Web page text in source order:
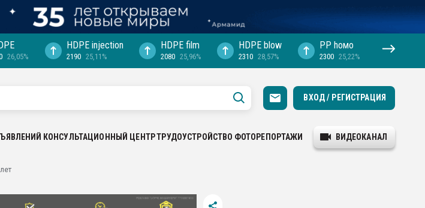
26,05%
HDPE injection
2190 25,11%
HDPE film
2080 25,96%
HDPE blow
2310 28,57%
PP hомо
2300 25,22%
ВХОД / РЕГИСТРАЦИЯ
КОНСУЛЬТАЦИОННЫЙ ЦЕНТРТРУДОУСТРОЙСТВО ФОТОРЕПОРТАЖИ ВИДЕОКАНАЛ